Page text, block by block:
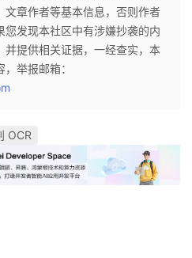
文章作者等基本信息，否则作者
发现本社区中有涉嫌抄袭的内
并提供相关证据，一经查实，本
举报邮箱：
OCR